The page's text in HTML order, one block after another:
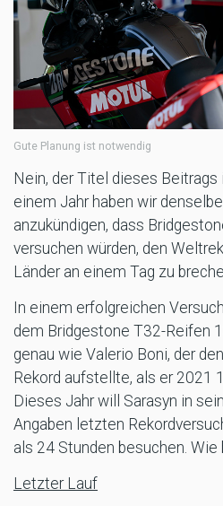
Gute Planung ist notwendig
Nein, der Titel dieses Beitrags
einem Jahr haben wir
anzukündigen, dass
versuchen würden, den
Länder an einem Tag zu
In einem erfolgreichen
dem Bridgestone T32-Reifen
genau wie Valerio Boni, der
Rekord aufstellte, als er 2021
Dieses Jahr will Sarasyn in
Angaben letzten
als 24 Stunden besuchen. Wie
Letzter Lauf